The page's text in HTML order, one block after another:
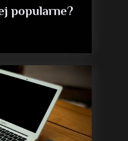
popularne?